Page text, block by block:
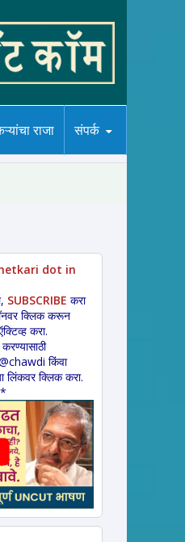
राजा संपर्क
साईटचा पत्ता इतरांना कळवावा ही
* कथा * विडंबन * हादग्याची गाणी *
shetkari dot in
SUBSCRIBE करा
क्लिक करून
करा.
करण्यासाठी
किंवा
लिंकवर क्लिक करा.